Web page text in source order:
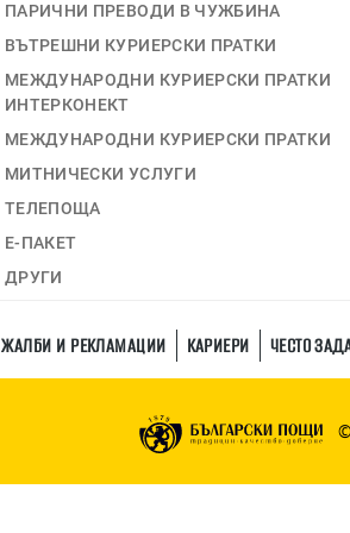
ПАРИЧНИ ПРЕВОДИ В ЧУЖБИНА
ВЪТРЕШНИ КУРИЕРСКИ ПРАТКИ
МЕЖДУНАРОДНИ КУРИЕРСКИ ПРАТКИ
ИНТЕРКОНЕКТ
МЕЖДУНАРОДНИ КУРИЕРСКИ ПРАТКИ
МИТНИЧЕСКИ УСЛУГИ
ТЕЛЕПОЩА
Е-ПАКЕТ
ДРУГИ
ЖАЛБИ И РЕКЛАМАЦИИ КАРИЕРИ ЧЕСТО